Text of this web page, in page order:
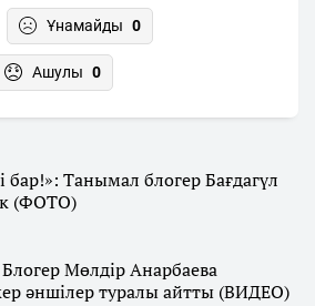
Ұнамайды 0
Ашулы 0
Танымал блогер Бағдагүл
(ФОТО)
Блогер Мөлдір Анарбаева
әншілер туралы айтты (ВИДЕО)